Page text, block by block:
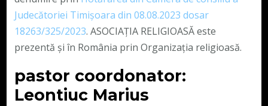
Judecătoriei Timișoara din 08.08.2023 dosar
18263/325/2023. ASOCIAȚIA RELIGIOASĂ este
prezentă și în România prin Organizația religioasă.
pastor coordonator:
Leontiuc Marius